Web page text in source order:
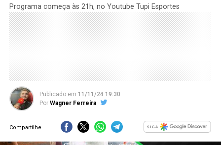
Programa começa às 21h, no Youtube Tupi Esportes
Publicado em 11/11/24 19:30
Por Wagner Ferreira
Compartilhe